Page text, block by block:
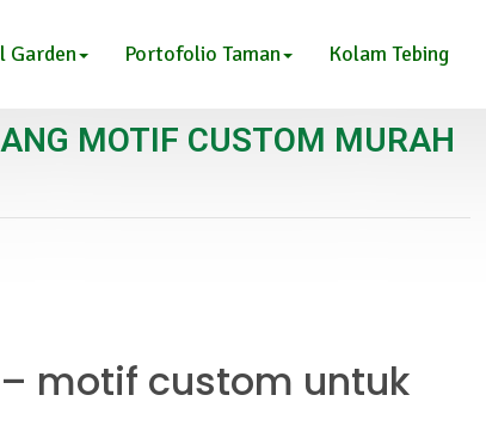
Garden Portofolio Taman Kolam Tebing
MOTIF CUSTOM MURAH
motif custom untuk